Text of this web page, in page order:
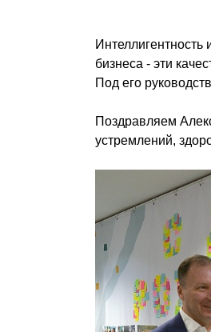
Интеллигентность
бизнеса - эти
Под его
Поздравляем
устремлений,